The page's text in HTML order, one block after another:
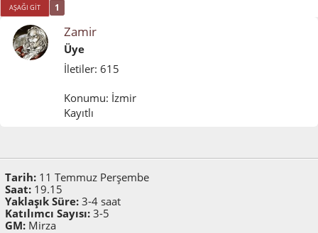
AŞAĞI GIT 1
Zamir
Üye
İletiler: 615
Konumu: İzmir
Kayıtlı
Tarih: 11 Temmuz Perşembe
Saat: 19.15
Yaklaşık Süre: 3-4 saat
Katılımcı Sayısı: 3-5
GM: Mirza